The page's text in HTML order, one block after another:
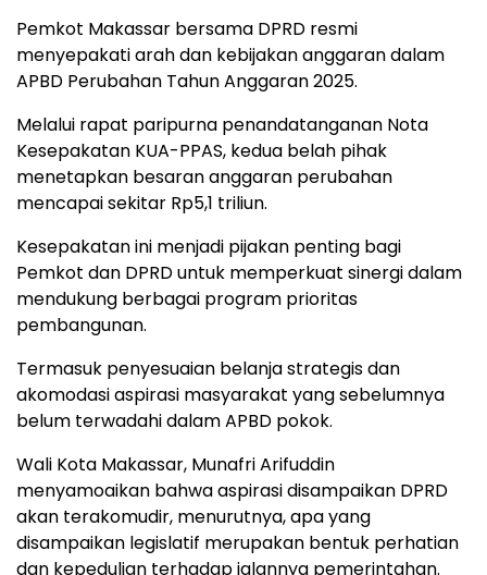
Pemkot Makassar bersama DPRD resmi
menyepakati arah dan kebijakan anggaran dalam
APBD Perubahan Tahun Anggaran 2025.
Melalui rapat paripurna penandatanganan Nota
Kesepakatan KUA-PPAS, kedua belah pihak
menetapkan besaran anggaran perubahan
mencapai sekitar Rp5,1 triliun.
Kesepakatan ini menjadi pijakan penting bagi
Pemkot dan DPRD untuk memperkuat sinergi dalam
mendukung berbagai program prioritas
pembangunan.
Termasuk penyesuaian belanja strategis dan
akomodasi aspirasi masyarakat yang sebelumnya
belum terwadahi dalam APBD pokok.
Wali Kota Makassar, Munafri Arifuddin
menyamoaikan bahwa aspirasi disampaikan DPRD
akan terakomudir, menurutnya, apa yang
disampaikan legislatif merupakan bentuk perhatian
dan kepedulian terhadap jalannya pemerintahan.